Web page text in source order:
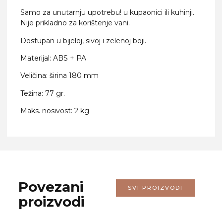
Samo za unutarnju upotrebu! u kupaonici ili kuhinji.
Nije prikladno za korištenje vani.
Dostupan u bijeloj, sivoj i zelenoj boji.
Materijal: ABS + PA
Veličina: širina 180 mm
Težina: 77 gr.
Maks. nosivost: 2 kg
Povezani
proizvodi
SVI PROIZVODI